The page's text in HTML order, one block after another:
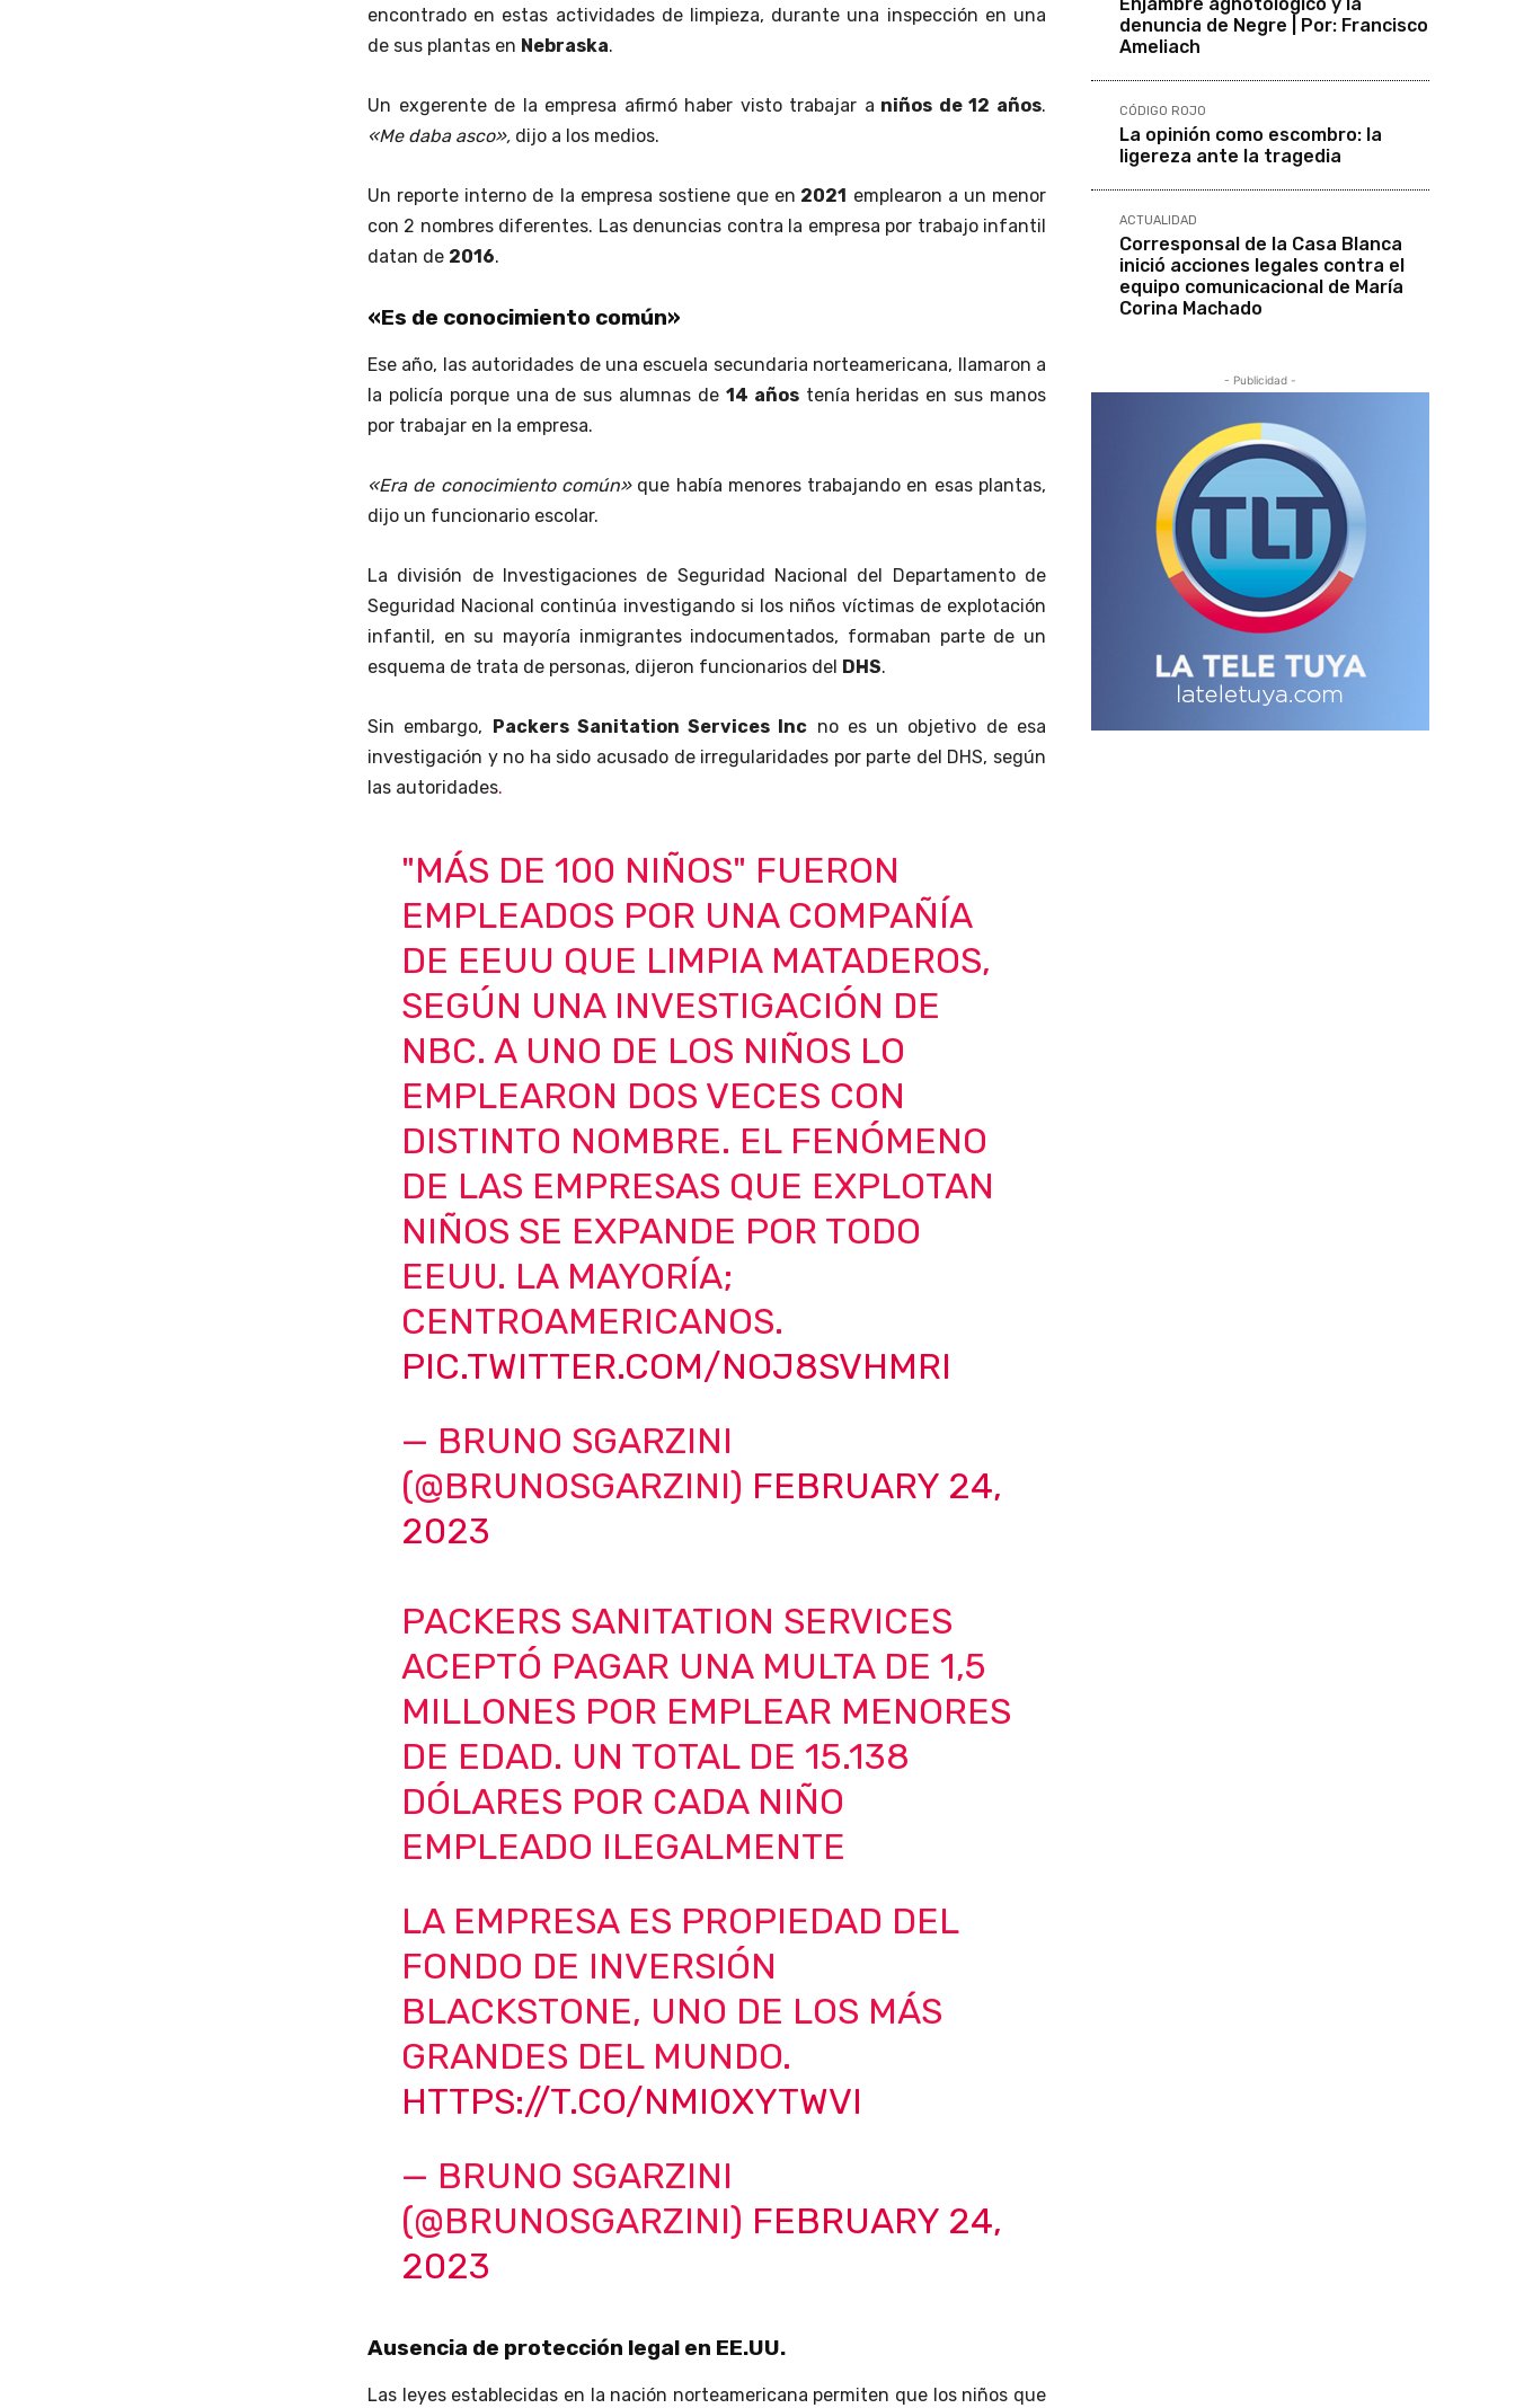
encontrado en estas actividades de limpieza, durante una inspección en una
de sus plantas en Nebraska.
Un exgerente de la empresa afirmó haber visto trabajar a niños de 12 años.
«Me daba asco», dijo a los medios.
Un reporte interno de la empresa sostiene que en 2021 emplearon a un menor
con 2 nombres diferentes. Las denuncias contra la empresa por trabajo infantil
datan de 2016.
«Es de conocimiento común»
Ese año, las autoridades de una escuela secundaria norteamericana, llamaron a
la policía porque una de sus alumnas de 14 añostenía heridas en sus manos
por trabajar en la empresa.
«Era de conocimiento común»que había menores trabajando en esas plantas,
dijo un funcionario escolar.
La división de Investigaciones de Seguridad Nacional del Departamento de
Seguridad Nacional continúa investigando si los niños víctimas de explotación
infantil, en su mayoría inmigrantes indocumentados, formaban parte de un
esquema de trata de personas, dijeron funcionarios del DHS.
Sin embargo, Packers Sanitation Services Inc no es un objetivo de esa
investigación y no ha sido acusado de irregularidades por parte del DHS, según
las autoridades.
"MÁS DE 100 NIÑOS" FUERON
EMPLEADOS POR UNA COMPAÑÍA
DE EEUU QUE LIMPIA MATADEROS,
SEGÚN UNA INVESTIGACIÓN DE
NBC. A UNO DE LOS NIÑOS LO
EMPLEARON DOS VECES CON
DISTINTO NOMBRE. EL FENÓMENO
DE LAS EMPRESAS QUE EXPLOTAN
NIÑOS SE EXPANDE POR TODO
EEUU. LA MAYORÍA;
CENTROAMERICANOS.
PIC.TWITTER.COM/NOJ8SVHMRI
— BRUNO SGARZINI
(@BRUNOSGARZINI) FEBRUARY 24,
2023
PACKERS SANITATION SERVICES
ACEPTÓ PAGAR UNA MULTA DE 1,5
MILLONES POR EMPLEAR MENORES
DE EDAD. UN TOTAL DE 15.138
DÓLARES POR CADA NIÑO
EMPLEADO ILEGALMENTE
LA EMPRESA ES PROPIEDAD DEL
FONDO DE INVERSIÓN
BLACKSTONE, UNO DE LOS MÁS
GRANDES DEL MUNDO.
HTTPS://T.CO/NMI0XYTWVI
— BRUNO SGARZINI
(@BRUNOSGARZINI) FEBRUARY 24,
2023
Ausencia de protección legal en EE.UU.
Las leyes establecidas en la nación norteamericana permiten que los niños que
denuncia de Negre | Por: Francisco
Ameliach
CÓDIGO ROJO
La opinión como escombro: la
ligereza ante la tragedia
ACTUALIDAD
Corresponsal de la Casa Blanca
inició acciones legales contra el
equipo comunicacional de María
Corina Machado
- Publicidad -